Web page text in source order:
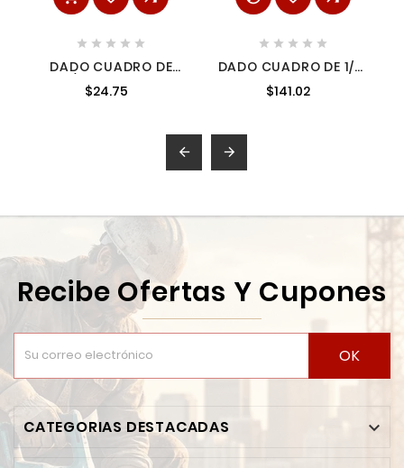
    
DADO CUADRO DE
3/8" 6 PUNTAS
MÉTRICO 10 MM
$24.75
    
DADO CUADRO DE 1/2"
12 PUNTAS EN
PULGADAS 1-1/4"
$141.02
 
Recibe Ofertas Y Cupones
OK
CATEGORIAS DESTACADAS 